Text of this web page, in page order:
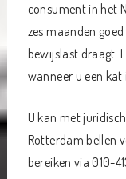
consument in het
zes maanden
bewijslast draagt.
wanneer u een kat
U kan met
Rotterdam bellen
bereiken via 010-